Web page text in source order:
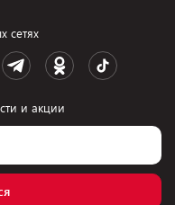
сетях
и акции